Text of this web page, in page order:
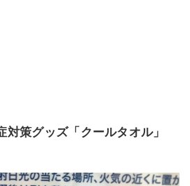
対策グッズ「クールタオル」